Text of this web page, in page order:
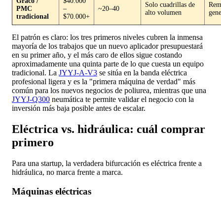
PMC
tradicional
–
$70.000+
~20–40
Solo cuadrillas de
alto volumen
El patrón es claro: los tres primeros niveles cubren la inmensa
mayoría de los trabajos que un nuevo aplicador presupuestará
en su primer año, y el más caro de ellos sigue costando
aproximadamente una quinta parte de lo que cuesta un equipo
tradicional. La JYYJ-A-V3 se sitúa en la banda eléctrica
profesional ligera y es la "primera máquina de verdad" más
común para los nuevos negocios de poliurea, mientras que una
JYYJ-Q300 neumática te permite validar el negocio con la
inversión más baja posible antes de escalar.
Eléctrica vs. hidráulica: cuál comprar
primero
Para una startup, la verdadera bifurcación es eléctrica frente a
hidráulica, no marca frente a marca.
Máquinas eléctricas